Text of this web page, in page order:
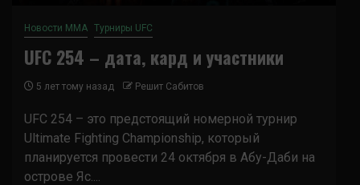
Новости ММА Турниры UFC
UFC 254 – дата, кард и участники
5 лет тому назад Решит Сабитов
UFC 254 – это предстоящий номерной турнир
Ultimate Fighting Championship, который
планируется провести 24 октября в Абу-Даби на
острове Яс....